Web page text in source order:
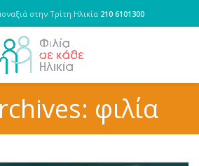
στην Τρίτη Ηλικία 210 6101300
φιλία